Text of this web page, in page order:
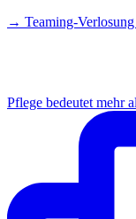
→ Teaming-
Pflege bedeutet mehr